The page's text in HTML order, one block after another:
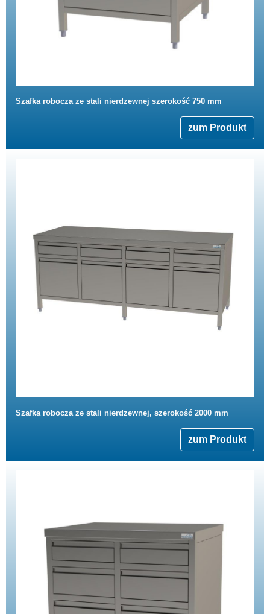
Szafka robocza ze stali nierdzewnej szerokość 750 mm
zum Produkt
Szafka robocza ze stali nierdzewnej, szerokość 2000 mm
zum Produkt